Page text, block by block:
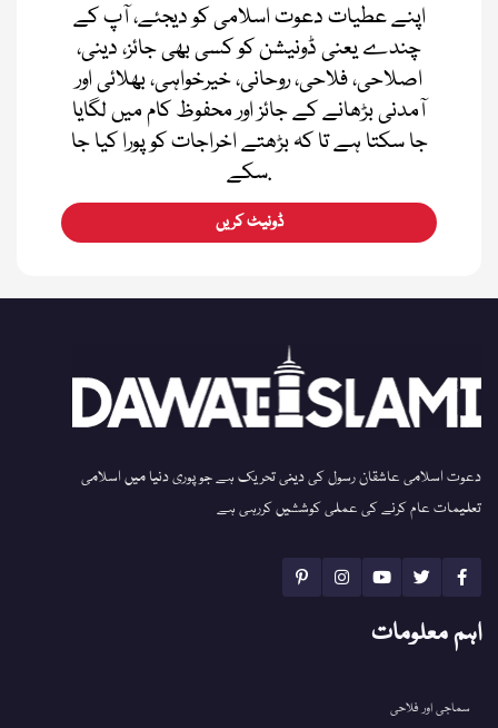
اپنے عطیات دعوت اسلامی کو دیجئے، آپ کے
چندے یعنی ڈونیشن کو کسی بھی جائز، دینی،
اصلاحی، فلاحی، روحانی، خیرخواہی، بھلائی اور
آمدنی بڑھانے کے جائز اور محفوظ کام میں لگایا
جا سکتا ہے تا کہ بڑھتے اخراجات کو پورا کیا جا
سکے.
ڈونیٹ کریں
دعوت اسلامی عاشقان رسول کی دینی تحریک ہے جو پوری دنیا میں اسلامی
تعلیمات عام کرنے کی عملی کوششیں کررہی ہے
اہم معلومات
سماجی اور فلاحی